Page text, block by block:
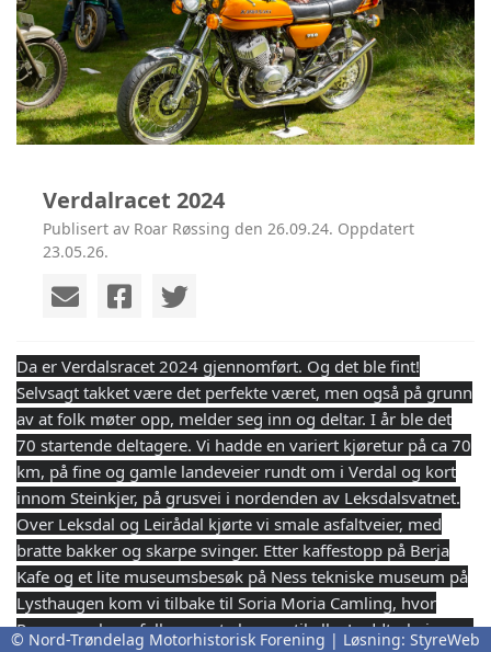
Verdalracet 2024
Publisert av Roar Røssing den 26.09.24. Oppdatert
23.05.26.
Da er Verdalsracet 2024 gjennomført. Og det ble fint!
Selvsagt takket være det perfekte været, men også på grunn
av at folk møter opp, melder seg inn og deltar. I år ble det
70 startende deltagere. Vi hadde en variert kjøretur på ca 70
km, på fine og gamle landeveier rundt om i Verdal og kort
innom Steinkjer, på grusvei i nordenden av Leksdalsvatnet.
Over Leksdal og Leirådal kjørte vi smale asfaltveier, med
bratte bakker og skarpe svinger. Etter kaffestopp på Berja
Kafe og et lite museumsbesøk på Ness tekniske museum på
Lysthaugen kom vi tilbake til Soria Moria Camling, hvor
Ragnar og hans folk serverte burger til alle. Loddtrekning og
© Nord-Trøndelag Motorhistorisk Forening | Løsning: StyreWeb